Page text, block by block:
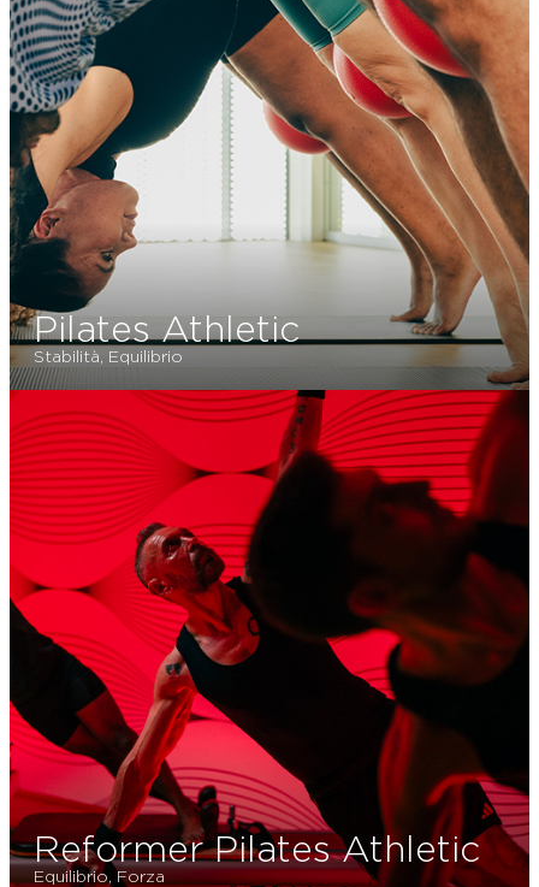
Pilates Athletic
Stabilità, Equilibrio
Reformer Pilates Athletic
Equilibrio, Forza